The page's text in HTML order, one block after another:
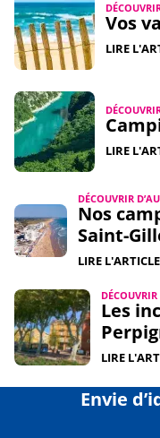
Vos
LIRE
LIRE
DÉCOUVRIR
Nos
Saint-
LIRE L'ARTICLE
DÉCOUVRIR
Les
LIRE
Envie